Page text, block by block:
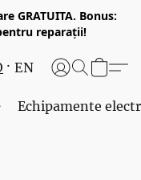
GRATUITA. Bonus:
reparații!
EN
Echipamente